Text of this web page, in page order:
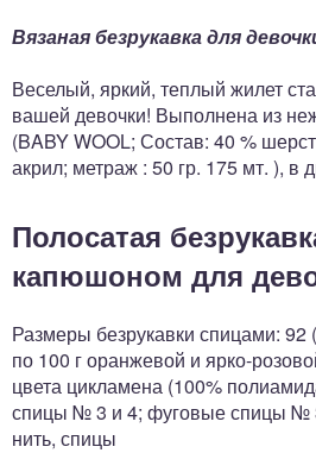
Вязаная безрукавка для
Веселый, яркий, теплый жилет
вашей девочки! Выполнена из
(BABY WOOL; Состав: 40 %
акрил; метраж : 50 гр. 175 мт. ), в
Полосатая
капюшоном для
Размеры безрукавки спицами: 92
по 100 г оранжевой и ярко-
цвета цикламена (100%
спицы № 3 и 4; фуговые спицы №
нить, спицы